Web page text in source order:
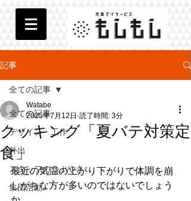
記事
全ての記事
デザイン・工作
外出
スタッフのつぶやき
集団活動
全ての記事
クッキング「夏バテ対策定
食」
Watabe
2025年7月12日 読了時間: 3分
最近の気温の上がり下がりで体調を崩
しがちな方が多いのではないでしょう